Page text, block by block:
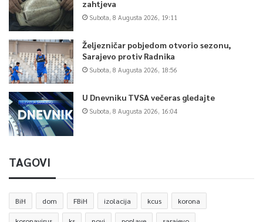
zahtjeva
Subota, 8 Augusta 2026, 19:11
Željezničar pobjedom otvorio sezonu,
Sarajevo protiv Radnika
Subota, 8 Augusta 2026, 18:56
U Dnevniku TVSA večeras gledajte
Subota, 8 Augusta 2026, 16:04
TAGOVI
BiH dom FBiH izolacija kcus korona